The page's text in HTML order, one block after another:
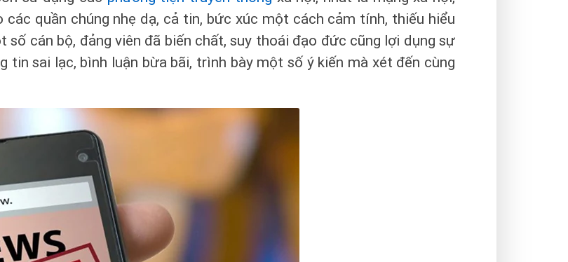
quần chúng nhẹ dạ, cả tin, bức xúc một cách cảm tính, thiếu hiểu
cán bộ, đảng viên đã biến chất, suy thoái đạo đức cũng lợi dụng sự
sai lạc, bình luận bừa bãi, trình bày một số ý kiến mà xét đến cùng